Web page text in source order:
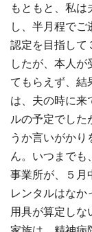
もともと、私
し、半月程で
認定を目指して
したが、本人
てもらえず、結
は、夫の時に来
ルの予定でした
うか言いがか
ん。いつまでも
事業所が、５月
レンタルはなか
用具が算定しな